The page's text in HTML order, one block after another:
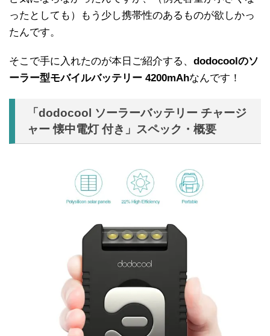
ったとしても）もう少し携帯性のあるものが欲しかっ
たんです。
そこで手に入れたのが本日ご紹介する、 dodocoolのソ
ーラー型モバイルバッテリー 4200mAhなんです！
「dodocool ソーラーバッテリー チャージ
ャー 懐中電灯 付き」スペック・概要